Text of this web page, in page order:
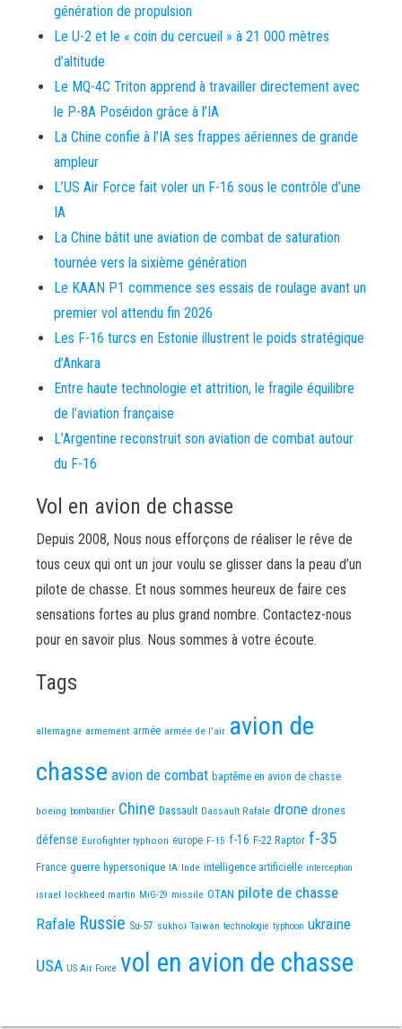
génération de propulsion
Le U-2 et le « coin du cercueil » à 21 000 mètres
d’altitude
Le MQ-4C Triton apprend à travailler directement avec
le P-8A Poséidon grâce à l’IA
La Chine confie à l’IA ses frappes aériennes de grande
ampleur
L’US Air Force fait voler un F-16 sous le contrôle d’une
IA
La Chine bâtit une aviation de combat de saturation
tournée vers la sixième génération
Le KAAN P1 commence ses essais de roulage avant un
premier vol attendu fin 2026
Les F-16 turcs en Estonie illustrent le poids stratégique
d’Ankara
Entre haute technologie et attrition, le fragile équilibre
de l’aviation française
L’Argentine reconstruit son aviation de combat autour
du F-16
Vol en avion de chasse
Depuis 2008, Nous nous efforçons de réaliser le rêve de
tous ceux qui ont un jour voulu se glisser dans la peau d’un
pilote de chasse. Et nous sommes heureux de faire ces
sensations fortes au plus grand nombre. Contactez-nous
pour en savoir plus. Nous sommes à votre écoute.
Tags
allemagne armement armée armée de l'air avion de
chasse avion de combat baptême en avion de chasse
boeing bombardier Chine Dassault Dassault Rafale drone drones
défense Eurofighter typhoon europe F-15 f-16 F-22 Raptor f-35
France guerre hypersonique IA Inde intelligence artificielle interception
israel lockheed martin MiG-29 missile OTAN pilote de chasse
Rafale Russie Su-57 sukhoi Taiwan technologie typhoon ukraine
USA US Air Force vol en avion de chasse